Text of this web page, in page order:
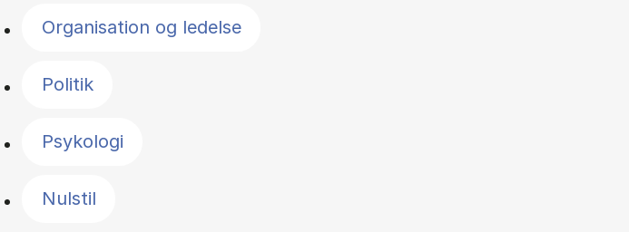
Organisation og ledelse
Politik
Psykologi
Nulstil